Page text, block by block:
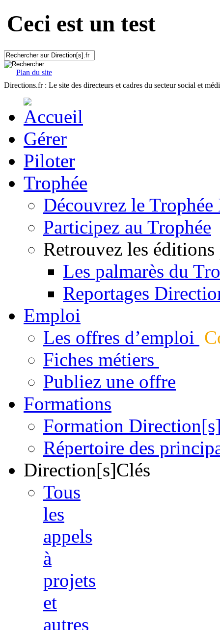
Ceci est un test
Plan du site
Directions.fr : Le site des directeurs et cadres du secteur social et
Gérer
Piloter
Trophée
Découvrez le
Participez au Trophée
Retrouvez les éditions
Les palmarès du
Reportages
Emploi
Les offres d’emploi
Fiches métiers
Publiez une offre
Formations
Formation
Répertoire des
Direction[s]Clés
Tous
les
appels
à
projets
et
autres